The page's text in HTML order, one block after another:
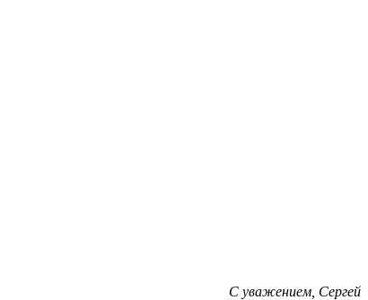
С уважением, Сергей